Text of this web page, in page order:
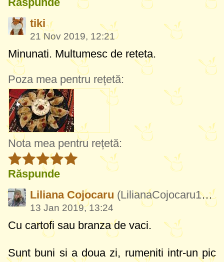
tiki
21 Nov 2019, 12:21
Minunati. Multumesc de reteta.
Poza mea pentru rețetă:
Nota mea pentru rețetă:
Răspunde
Liliana Cojocaru (LilianaCojocaru175)
13 Jan 2019, 13:24
Cu cartofi sau branza de vaci.
Sunt buni si a doua zi, rumeniti intr-un pic